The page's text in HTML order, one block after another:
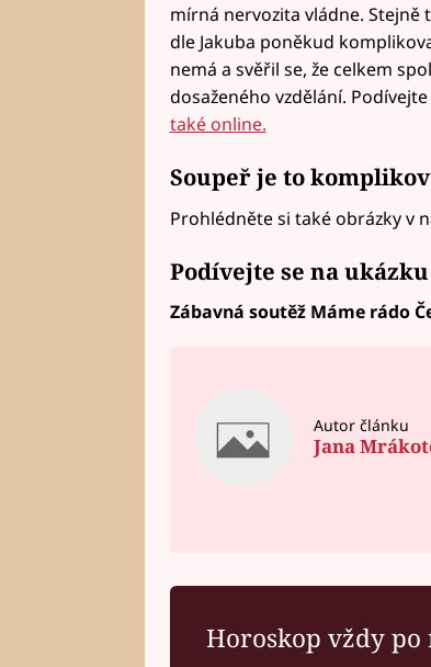
mírná nervozita vládne.
dle Jakuba poněkud
nemá a svěřil se, že celkem
dosaženého vzdělání. Podívejte
také online.
Soupeř je to
Prohlédněte si také obrázky v
Podívejte se na
Zábavná soutěž Máme rádo
Autor článku
Jana
Horoskop vždy po